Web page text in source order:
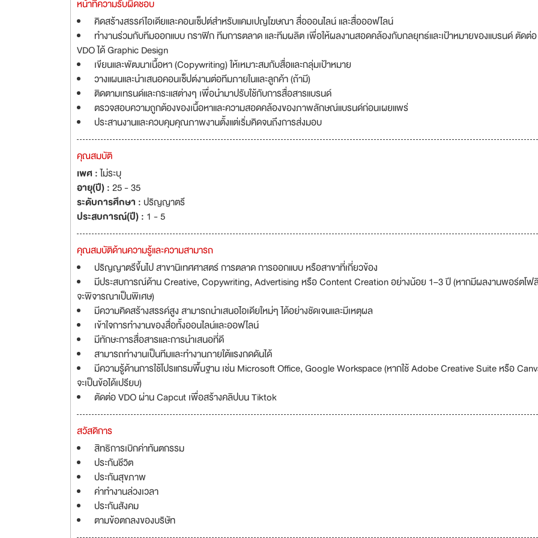
หน้าที่ความรับผิดชอบ
คิดสร้างสรรค์ไอเดียและคอนเซ็ปต์สำหรับแคมเปญโฆษณา สื่อออนไลน์ และสื่อออฟไลน์
ทำงานร่วมกับทีมออกแบบ กราฟิก ทีมการตลาด และทีมผลิต เพื่อให้ผลงานสอดคล้องกับกลยุทธ์และเป้าหมายของแบรนด์ ตัดต่อ
VDO ได้ Graphic Design
เขียนและพัฒนาเนื้อหา (Copywriting) ให้เหมาะสมกับสื่อและกลุ่มเป้าหมาย
วางแผนและนำเสนอคอนเซ็ปต์งานต่อทีมภายในและลูกค้า (ถ้ามี)
ติดตามเทรนด์และกระแสต่างๆ เพื่อนำมาปรับใช้กับการสื่อสารแบรนด์
ตรวจสอบความถูกต้องของเนื้อหาและความสอดคล้องของภาพลักษณ์แบรนด์ก่อนเผยแพร่
ประสานงานและควบคุมคุณภาพงานตั้งแต่เริ่มคิดจนถึงการส่งมอบ
คุณสมบัติ
เพศ :ไม่ระบุ
อายุ(ปี) :25 - 35
ระดับการศึกษา :ปริญญาตรี
ประสบการณ์(ปี) : 1 - 5
คุณสมบัติด้านความรู้และความสามารถ
ปริญญาตรีขึ้นไป สาขานิเทศศาสตร์ การตลาด การออกแบบ หรือสาขาที่เกี่ยวข้อง
มีประสบการณ์ด้าน Creative, Copywriting, Advertising หรือ Content Creation อย่างน้อย 1–3 ปี (หากมีผลงานพอร์ตโฟ
จะพิจารณาเป็นพิเศษ)
มีความคิดสร้างสรรค์สูง สามารถนำเสนอไอเดียใหม่ๆ ได้อย่างชัดเจนและมีเหตุผล
เข้าใจการทำงานของสื่อทั้งออนไลน์และออฟไลน์
มีทักษะการสื่อสารและการนำเสนอที่ดี
สามารถทำงานเป็นทีมและทำงานภายใต้แรงกดดันได้
มีความรู้ด้านการใช้โปรแกรมพื้นฐาน เช่น Microsoft Office, Google Workspace (หากใช้ Adobe Creative Suite หรือ
จะเป็นข้อได้เปรียบ)
ตัดต่อ VDO ผ่าน Capcut เพื่อสร้างคลิปบน Tiktok
สวัสดิการ
สิทธิการเบิกค่าทันตกรรม
ประกันชีวิต
ประกันสุขภาพ
ค่าทำงานล่วงเวลา
ประกันสังคม
ตามข้อตกลงของบริษัท